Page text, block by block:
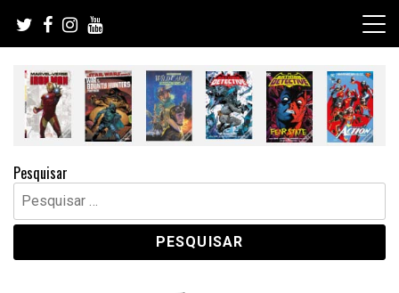
content
Pesquisar
Pesquisar
por: